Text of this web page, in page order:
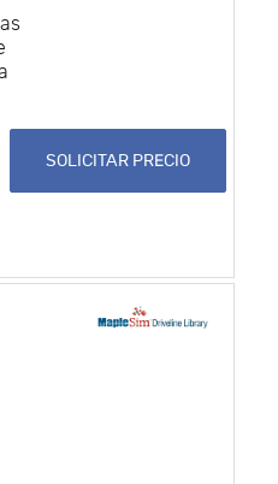
SOLICITAR PRECIO